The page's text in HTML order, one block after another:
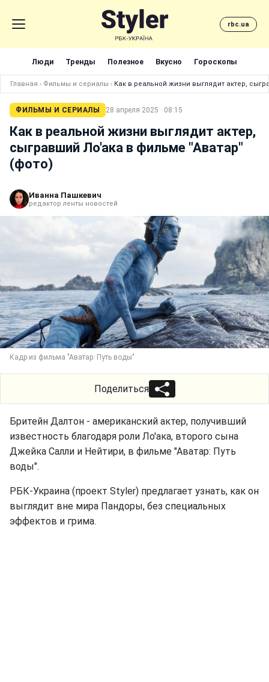
rbc.ua
Люди Тренды Полезное Вкусно Гороскопы
Главная › Фильмы и сериалы › Как в реальной жизни выглядит актер,
ФИЛЬМЫ И СЕРИАЛЫ 28 апреля 2025 · 08:15
Как в реальной жизни выглядит актер,
сыгравший Ло'ака в фильме "Аватар"
(фото)
Иванна Пашкевич
редактор ленты новостей
Кадр из фильма "Аватар: Путь воды"
Поделиться
Бритейн Далтон - американский актер, получивший
известность благодаря роли Ло'ака, второго сына
Джейка Салли и Нейтири, в фильме "Аватар: Путь
воды".
РБК-Украина (проект Styler) предлагает узнать, как он
выглядит вне мира Пандоры, без специальных
эффектов и грима.